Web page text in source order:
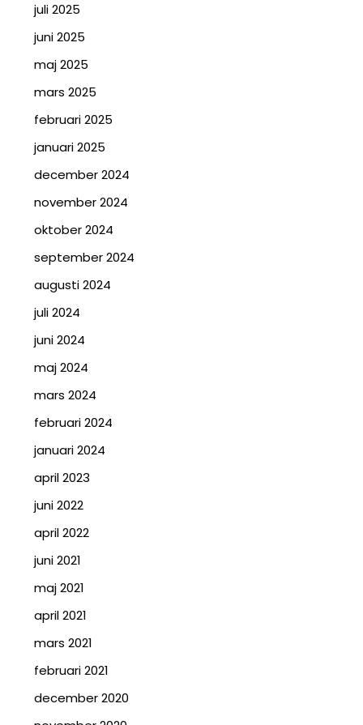
juli 2025
juni 2025
maj 2025
mars 2025
februari 2025
januari 2025
december 2024
november 2024
oktober 2024
september 2024
augusti 2024
juli 2024
juni 2024
maj 2024
mars 2024
februari 2024
januari 2024
april 2023
juni 2022
april 2022
juni 2021
maj 2021
april 2021
mars 2021
februari 2021
december 2020